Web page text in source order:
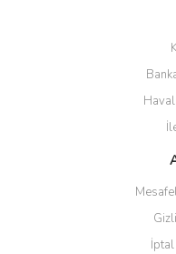
Ürün resmi kalitesiz,
Ürün açıklamasında
Ürün bilgilerinde
Ürün fiyatı diğer
Bu ürüne benzer farklı
İptal